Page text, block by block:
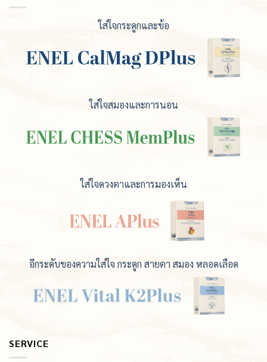
ใส่ใจกระดูกและข้อ
ใส่ใจสมองและการนอน
ใส่ใจดวงตาและการมองเห็น
อีกระดับของความใส่ใจ กระดูก สายตา สมอง หลอดเลือด
SERVICE